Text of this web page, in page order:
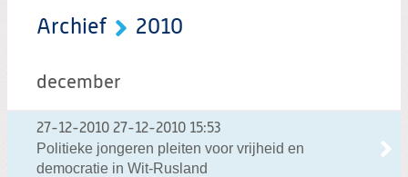
Archief 2010
december
27-12-2010 27-12-2010 15:53
Politieke jongeren pleiten voor vrijheid en
democratie in Wit-Rusland